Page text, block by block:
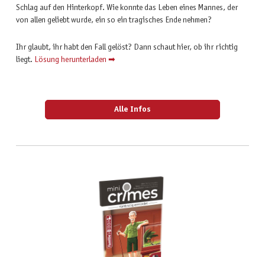
Schlag auf den Hinterkopf. Wie konnte das Leben eines Mannes, der
von allen geliebt wurde, ein so ein tragisches Ende nehmen?
Ihr glaubt, ihr habt den Fall gelöst? Dann schaut hier, ob ihr richtig
liegt. Lösung herunterladen ➡
Alle Infos